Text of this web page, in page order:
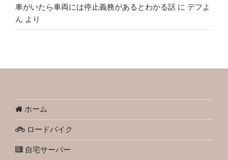
車がいたら車両には停止義務があるとわかる話 に デフよ
ん より
ホーム
ロードバイク
自宅サーバー